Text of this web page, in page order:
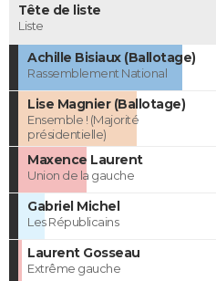
Tête de liste
Liste
Achille Bisiaux (Ballotage)
Rassemblement National
Lise Magnier (Ballotage)
Ensemble ! (Majorité
présidentielle)
Maxence Laurent
Union de la gauche
Gabriel Michel
Les Républicains
Laurent Gosseau
Extrême gauche